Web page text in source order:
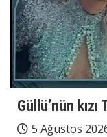
Güllü’nün
5 Ağustos